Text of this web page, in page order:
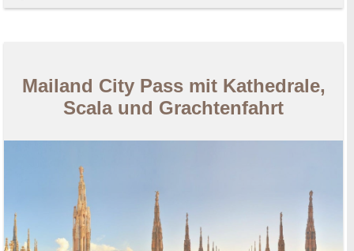
Mailand City Pass mit Kathedrale,
Scala und Grachtenfahrt